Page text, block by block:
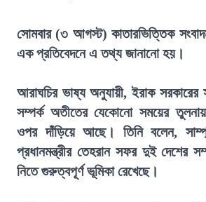
সোমবার (৩ আগস্ট) কাতারভিত্তিক
এক প্রতিবেদনে এ তথ্য জানানো হয়।
আরাঘচির ভাষ্য অনুযায়ী, ইরাক সরকারের
সম্পর্ক অতীতের যেকোনো সময়ের
ওপর দাঁড়িয়ে আছে। তিনি বলেন,
প্রধানমন্ত্রীর তেহরান সফর দুই দেশের
নিতে গুরুত্বপূর্ণ ভূমিকা রেখেছে।